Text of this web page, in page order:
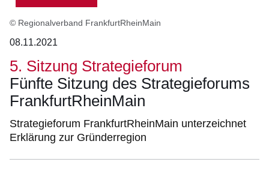
© Regionalverband FrankfurtRheinMain
08.11.2021
5. Sitzung Strategieforum
Fünfte Sitzung des Strategieforums
FrankfurtRheinMain
Strategieforum FrankfurtRheinMain unterzeichnet
Erklärung zur Gründerregion